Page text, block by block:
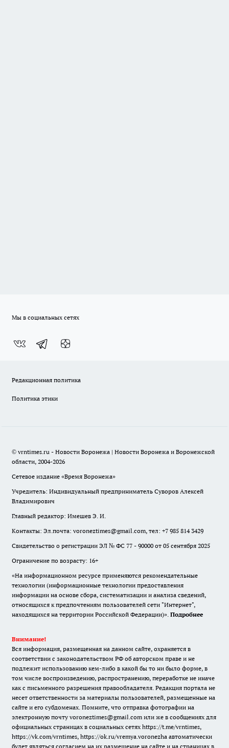
Мы в социальных сетях
Редакционная политика
Политика этики
© vrntimes.ru - Новости Воронежа | Новости Воронежа и Воронежской
области, 2004-2026
Сетевое издание «Время Воронежа»
Учредитель: Индивидуальный предприниматель Суворов Алексей
Владимирович
Главный редактор: Имешев Э. И.
Контакты: Эл.почта: voroneztimes@gmail.com, тел: +7 985 814 3429
Свидетельство о регистрации ЭЛ № ФС 77 - 90000 от 05 сентября 2025
Ограничение по возрасту: 16+
«На информационном ресурсе применяются рекомендательные
технологии (информационные технологии предоставления
информации на основе сбора, систематизации и анализа сведений,
относящихся к предпочтениям пользователей сети "Интернет",
находящихся на территории Российской Федерации)». Подробнее
Внимание!
Вся информация, размещенная на данном сайте, охраняется в
соответствии с законодательством РФ об авторском праве и не
подлежит использованию кем-либо в какой бы то ни было форме, в
том числе воспроизведению, распространению, переработке не иначе
как с письменного разрешения правообладателя. Редакция портала не
несет ответственности за материалы пользователей, размещенные на
сайте и его субдоменах. Помните, что отправка фотографии на
электронную почту voroneztimes@gmail.com или же в сообщениях для
официальных страницах в социальных сетях https://t.me/vrntimes,
https://vk.com/vrntimes, https://ok.ru/vremya.voronezha автоматически
будет являться согласием на их размещение на сайте и на страницах в